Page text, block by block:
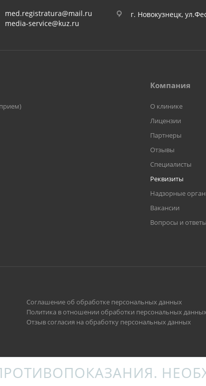
med.registratura@mail.ru
media-service@kuz.ru
г. Новокузнецк,
Компания
О клинике
Лицензии
Партнеры
Отзывы
Специалисты
Реквизиты
Надзорные
Вакансии
Вопросы и ответы
Соглашение об обработке персональных данных
Политика в отношении обработки персональных данных
Отзыв согласия на обработку персональных данных